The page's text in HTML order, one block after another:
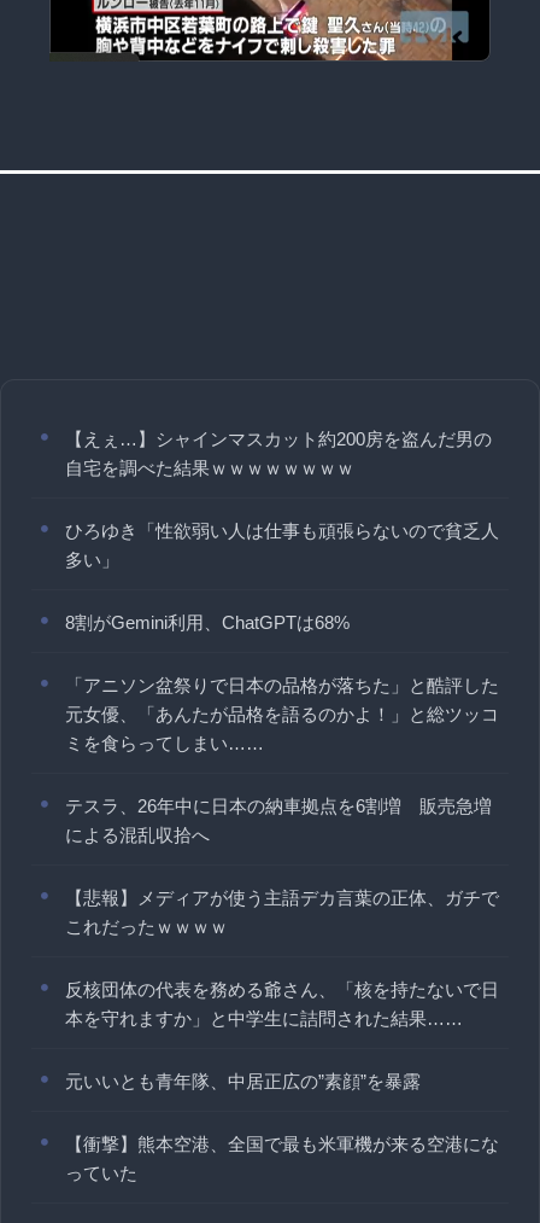
【えぇ…】シャインマスカット約200房を盗んだ男の
自宅を調べた結果ｗｗｗｗｗｗｗｗ
ひろゆき「性欲弱い人は仕事も頑張らないので貧乏人
多い」
8割がGemini利用、ChatGPTは68%
「アニソン盆祭りで日本の品格が落ちた」と酷評した
元女優、「あんたが品格を語るのかよ！」と総ツッコ
ミを食らってしまい……
テスラ、26年中に日本の納車拠点を6割増 販売急増
による混乱収拾へ
【悲報】メディアが使う主語デカ言葉の正体、ガチで
これだったｗｗｗｗ
反核団体の代表を務める爺さん、「核を持たないで日
本を守れますか」と中学生に詰問された結果……
元いいとも青年隊、中居正広の”素顔”を暴露
【衝撃】熊本空港、全国で最も米軍機が来る空港にな
っていた